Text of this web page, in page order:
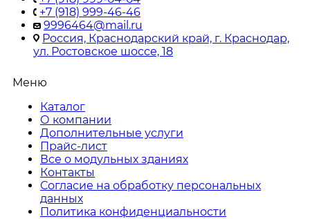
+7 (918) 999-46-46
9996464@mail.ru
Россия, Краснодарский край, г. Краснодар,
ул. Ростовское шоссе, 18
Меню
Каталог
О компании
Дополнительные услуги
Прайс-лист
Все о модульных зданиях
Контакты
Согласие на обработку персональных
данных
Политика конфиденциальности